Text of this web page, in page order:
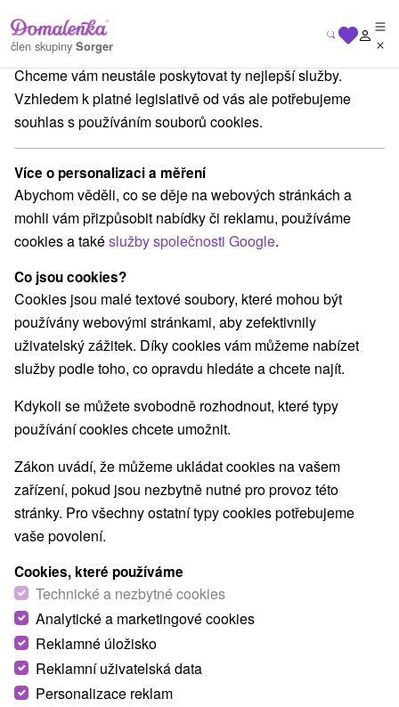
člen skupiny Sorger
lázně na Slovensku, termály Slovensko Západné Slovensko
Termální lázně, termály Slovensko
Západné Slovensko
Vyberte lokalitu nebo termín
Nejprodávanější
VŠECHNY TOP - NEJPRODÁVANĚJŠÍ NEJLEVNĚJŠÍ
Na vašem soukromí nám záleží
Chceme vám neustále poskytovat ty nejlepší služby.
Vzhledem k platné legislativě od vás ale potřebujeme
souhlas s používáním souborů cookies.
Více o personalizaci a měření
Abychom věděli, co se děje na webových stránkách a
mohli vám přizpůsobit nabídky či reklamu, používáme
cookies a takéslužby společnosti Google.
Co jsou cookies?
Cookies jsou malé textové soubory, které mohou být
používány webovými stránkami, aby zefektivnily
uživatelský zážitek. Díky cookies vám můžeme nabízet
služby podle toho, co opravdu hledáte a chcete najít.
Kdykoli se můžete svobodně rozhodnout, které typy
používání cookies chcete umožnit.
Zákon uvádí, že můžeme ukládat cookies na vašem
zařízení, pokud jsou nezbytně nutné pro provoz této
stránky. Pro všechny ostatní typy cookies potřebujeme
vaše povolení.
Cookies, které používáme
Technické a nezbytné cookies
Analytické a marketingové cookies
Reklamné úložisko
Reklamní uživatelská data
Personalizace reklam